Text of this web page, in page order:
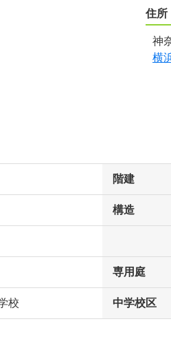
住所
神
横
階建
構造
専用庭
校 中学校区